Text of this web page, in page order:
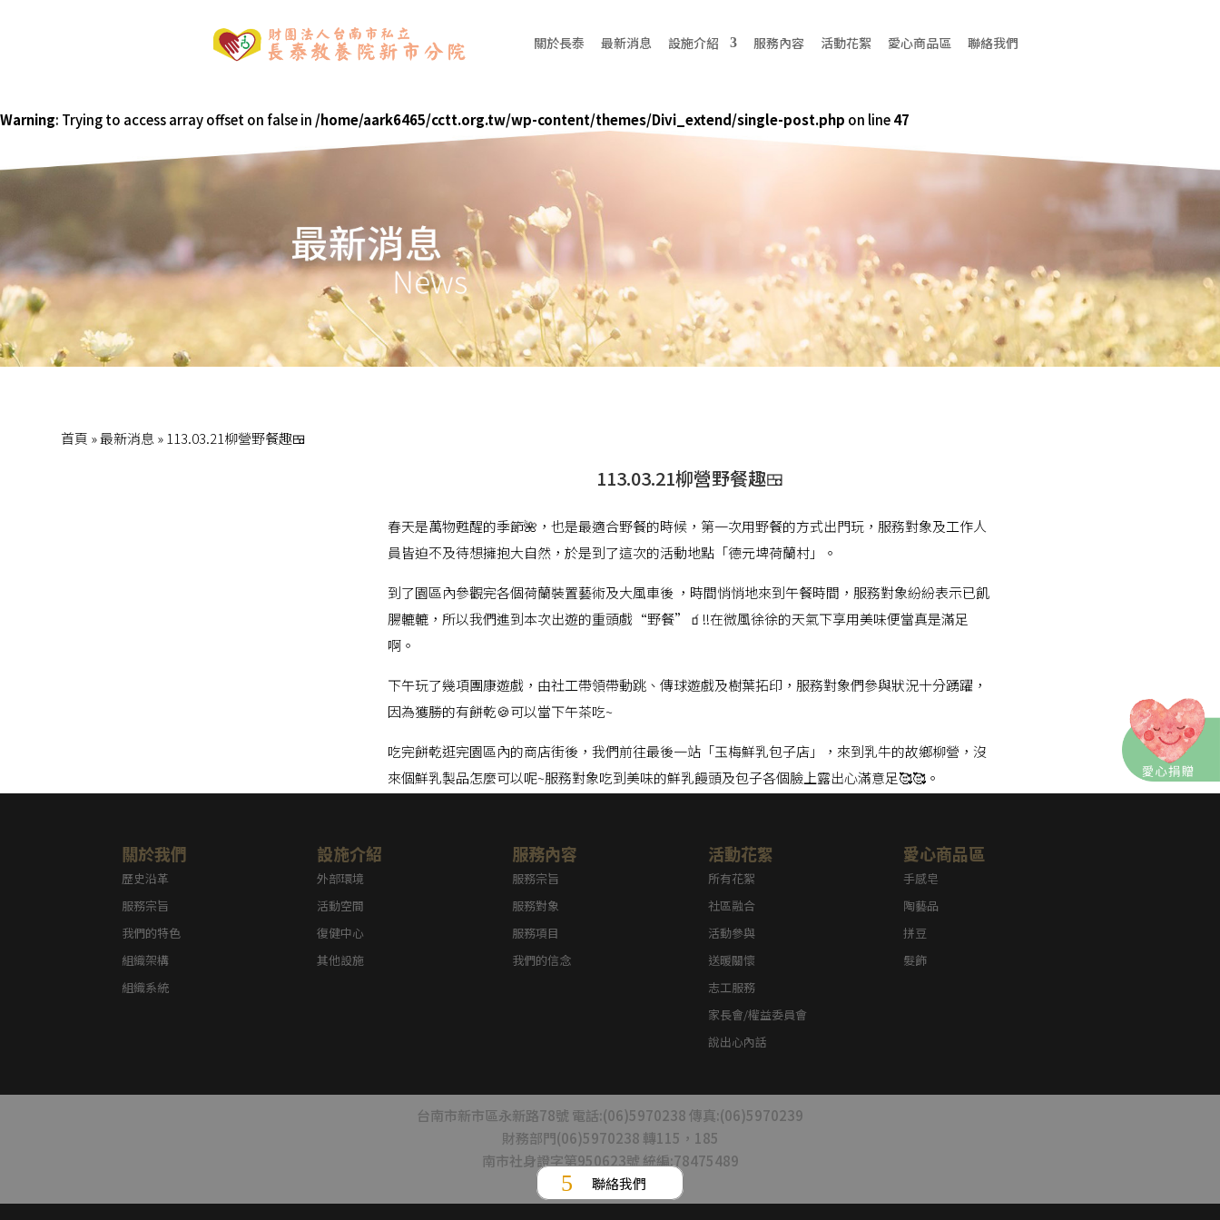
關於長泰 最新消息 設施介紹 服務內容 活動花絮 愛心商品區 聯絡我們
Warning: Trying to access array offset on false in /home/aark6465/cctt.org.tw/wp-content/themes/Divi_extend/single-post.php on line47
首頁 »最新消息»113.03.21柳營野餐趣🍱
113.03.21柳營野餐趣🍱
春天是萬物甦醒的季節🌺，也是最適合野餐的時候，第一次用野餐的方式出門玩，服務對象及工作人
員皆迫不及待想擁抱大自然，於是到了這次的活動地點「德元埤荷蘭村」。
到了園區內參觀完各個荷蘭裝置藝術及大風車後 ，時間悄悄地來到午餐時間，服務對象紛紛表示已飢
腸轆轆，所以我們進到本次出遊的重頭戲“野餐”🧃!!在微風徐徐的天氣下享用美味便當真是滿足
啊。
下午玩了幾項團康遊戲，由社工帶領帶動跳、傳球遊戲及樹葉拓印，服務對象們參與狀況十分踴躍，
因為獲勝的有餅乾🍪可以當下午茶吃~
吃完餅乾逛完園區內的商店街後，我們前往最後一站「玉梅鮮乳包子店」，來到乳牛的故鄉柳營，沒
來個鮮乳製品怎麼可以呢~服務對象吃到美味的鮮乳饅頭及包子各個臉上露出心滿意足🥰🥰。
關於我們
歷史沿革
服務宗旨
我們的特色
組織架構
組織系統
設施介紹
外部環境
活動空間
復健中心
其他設施
服務內容
服務宗旨
服務對象
服務項目
我們的信念
活動花絮
所有花絮
社區融合
活動參與
送暖關懷
志工服務
家長會/權益委員會
說出心內話
愛心商品區
手感皂
陶藝品
拼豆
髮飾
台南市新市區永新路78號 電話:(06)5970238 傳真:(06)5970239
財務部門(06)5970238 轉115，185
南市社身證字第950623號 統編:78475489
聯絡我們